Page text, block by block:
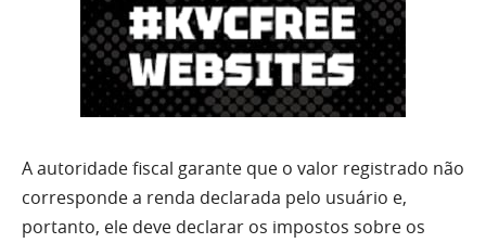
A autoridade fiscal garante que o valor registrado não
corresponde a renda declarada pelo usuário e,
portanto, ele deve declarar os impostos sobre os